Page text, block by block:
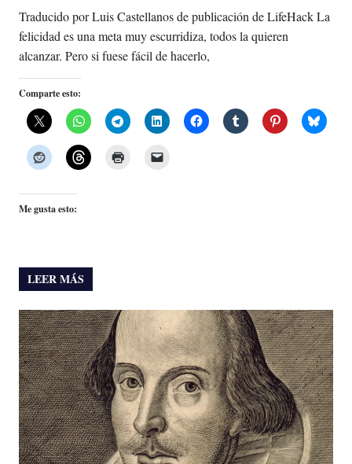
Traducido por Luis Castellanos de publicación de LifeHack La
felicidad es una meta muy escurridiza, todos la quieren
alcanzar. Pero si fuese fácil de hacerlo,
Comparte esto:
Me gusta esto:
LEER MÁS